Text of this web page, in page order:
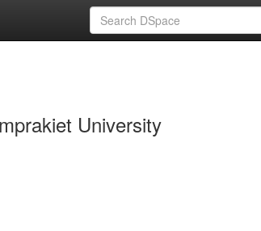
University